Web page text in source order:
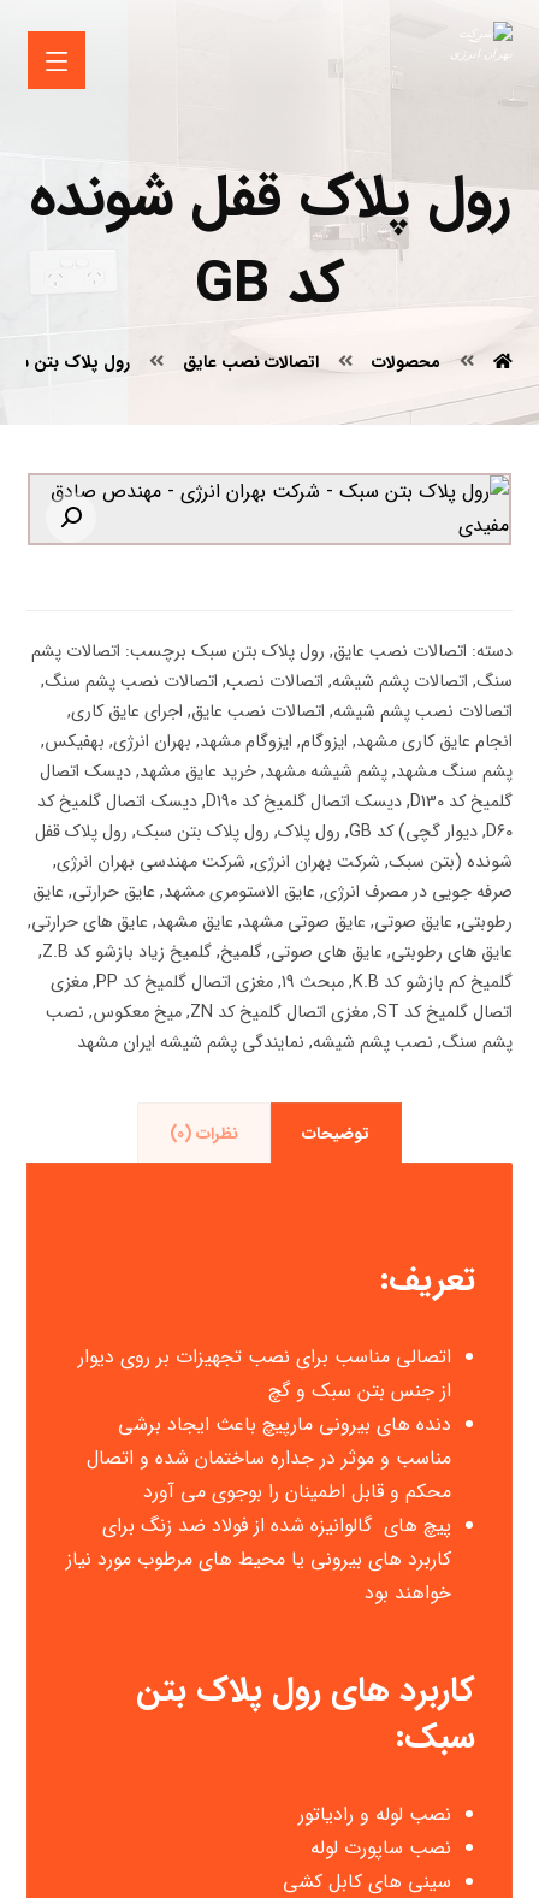
رول پلاک قفل شونده
کد GB
محصولات اتصالات نصب عایق رول پلاک بتن
🔍
دسته: اتصالات نصب عایق, رول پلاک بتن سبک برچسب: اتصالات پشم
سنگ, اتصالات پشم شیشه, اتصالات نصب, اتصالات نصب پشم سنگ,
اتصالات نصب پشم شیشه, اتصالات نصب عایق, اجرای عایق کاری,
انجام عایق کاری مشهد, ایزوگام, ایزوگام مشهد, بهران انرژی, بهفیکس,
پشم سنگ مشهد,پشم شیشه مشهد,خرید عایق مشهد,دیسک اتصال
گلمیخ کد D130
,دیسک اتصال گلمیخ کد D190 ,دیسک اتصال گلمیخ کد
D60
,دیوار گچی) کد GB , رول پلاک, رول پلاک بتن سبک, رول پلاک قفل
شونده (بتن سبک, شرکت بهران انرژی, شرکت مهندسی بهران انرژی,
صرفه جویی در مصرف انرژی, عایق الاستومری مشهد, عایق حرارتی, عایق
رطوبتی, عایق صوتی, عایق صوتی مشهد, عایق مشهد, عایق های حرارتی,
عایق های رطوبتی, عایق های صوتی,گلمیخ,گلمیخ زیاد بازشو کد Z.B
,
گلمیخ کم بازشو کد K.B
,مبحث 19 ,مغزی اتصال گلمیخ کد PP ,مغزی
اتصال گلمیخ کد ST
,مغزی اتصال گلمیخ کد ZN ,میخ معکوس, نصب
پشم سنگ, نصب پشم شیشه, نمایندگی پشم شیشه ایران مشهد
توضیحات نظرات (0)
تعریف:
اتصالی مناسب برای نصب تجهیزات بر روی دیوار
از جنس بتن سبک و گچ
دنده های بیرونی مارپیچ باعث ایجاد برشی
مناسب و موثر در جداره ساختمان شده و اتصال
محکم و قابل اطمینان را بوجوی می آورد
پیچ های گالوانیزه شده از فولاد ضد زنگ برای
کاربرد های بیرونی یا محیط های مرطوب مورد نیاز
خواهند بود
کاربرد های رول پلاک بتن
سبک:
نصب لوله و رادیاتور
نصب ساپورت لوله
سینی های کابل کشی